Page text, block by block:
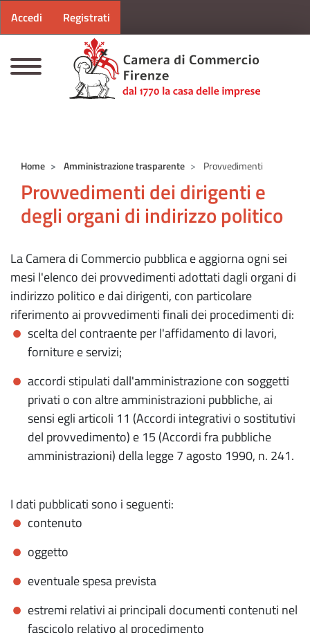
Menu profilo utente
Accedi Registrati
Home Amministrazione trasparente Provvedimenti
Provvedimenti dei dirigenti e
degli organi di indirizzo politico
La Camera di Commercio pubblica e aggiorna ogni sei
mesi l'elenco dei provvedimenti adottati dagli organi di
indirizzo politico e dai dirigenti, con particolare
riferimento ai provvedimenti finali dei procedimenti di:
scelta del contraente per l'affidamento di lavori,
forniture e servizi;
accordi stipulati dall'amministrazione con soggetti
privati o con altre amministrazioni pubbliche, ai
sensi egli articoli 11 (Accordi integrativi o sostitutivi
del provvedimento) e 15 (Accordi fra pubbliche
amministrazioni) della legge 7 agosto 1990, n. 241.
I dati pubblicati sono i seguenti:
contenuto
oggetto
eventuale spesa prevista
estremi relativi ai principali documenti contenuti nel
fascicolo relativo al procedimento